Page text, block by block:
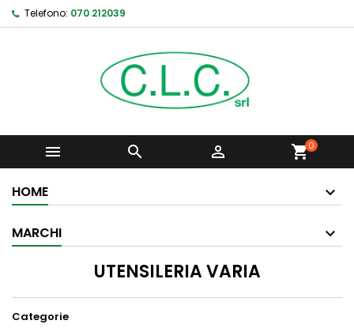
Telefono: 070 212039
   shopping_cart0
HOME
MARCHI
UTENSILERIA VARIA
Categorie